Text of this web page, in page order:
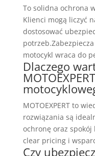
To solidna ochrona
Klienci mogą liczyć
dostosować
motocykl wraca do
Dlaczego
MOTOEXPERT to
rozwiązania są
ochronę oraz spokój
clear pricing i
Czy